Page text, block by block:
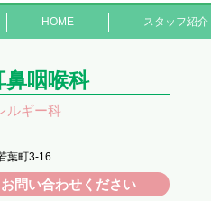
HOME スタッフ紹介
咽喉科
ルギー科
葉町3-16
問い合わせください